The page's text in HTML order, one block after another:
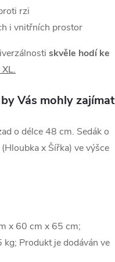
rzi
i vnitřních prostor
skvěle hodí ke
Vás mohly zajímat
o délce 48 cm. Sedák o
x Šířka) ve výšce
x 60 cm x 65 cm;
Produkt je dodáván ve